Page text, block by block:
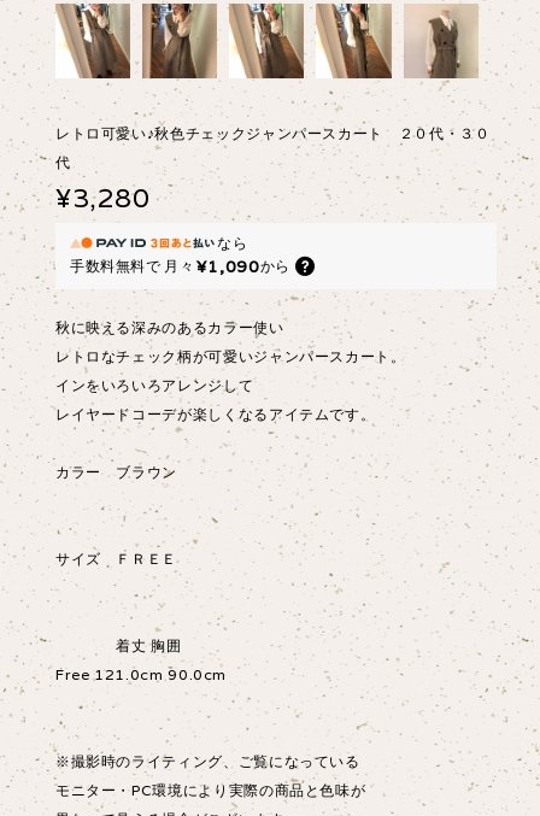
レトロ可愛い♪秋色チェックジャンパースカート ２０代・３０
代
¥3,280
なら
手数料無料で 月々 ¥1,090から
秋に映える深みのあるカラー使い
レトロなチェック柄が可愛いジャンパースカート。
インをいろいろアレンジして
レイヤードコーデが楽しくなるアイテムです。
カラー ブラウン
サイズ ＦＲＥＥ
着丈 胸囲
Free 121.0cm 90.0cm
※撮影時のライティング、ご覧になっている
モニター・PC環境により実際の商品と色味が